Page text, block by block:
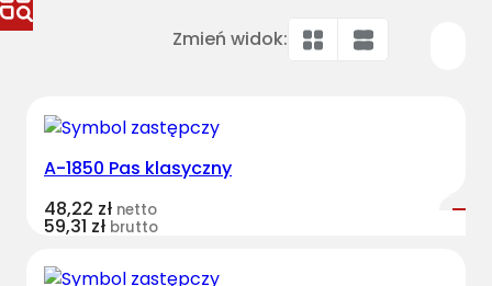
Zmień widok:
A-1850 Pas klasyczny
48,22 zł netto
59,31 zł brutto